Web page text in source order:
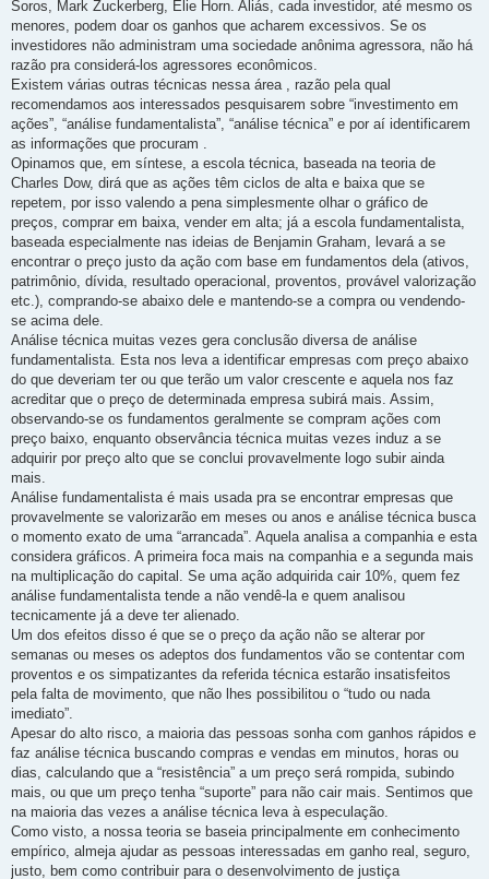
Soros, Mark Zuckerberg, Elie Horn. Aliás, cada investidor, até mesmo os
menores, podem doar os ganhos que acharem excessivos. Se os
investidores não administram uma sociedade anônima agressora, não há
razão pra considerá-los agressores econômicos.
Existem várias outras técnicas nessa área , razão pela qual
recomendamos aos interessados pesquisarem sobre “investimento em
ações”, “análise fundamentalista”, “análise técnica” e por aí identificarem
as informações que procuram .
Opinamos que, em síntese, a escola técnica, baseada na teoria de
Charles Dow, dirá que as ações têm ciclos de alta e baixa que se
repetem, por isso valendo a pena simplesmente olhar o gráfico de
preços, comprar em baixa, vender em alta; já a escola fundamentalista,
baseada especialmente nas ideias de Benjamin Graham, levará a se
encontrar o preço justo da ação com base em fundamentos dela (ativos,
patrimônio, dívida, resultado operacional, proventos, provável valorização
etc.), comprando-se abaixo dele e mantendo-se a compra ou vendendo-
se acima dele.
Análise técnica muitas vezes gera conclusão diversa de análise
fundamentalista. Esta nos leva a identificar empresas com preço abaixo
do que deveriam ter ou que terão um valor crescente e aquela nos faz
acreditar que o preço de determinada empresa subirá mais. Assim,
observando-se os fundamentos geralmente se compram ações com
preço baixo, enquanto observância técnica muitas vezes induz a se
adquirir por preço alto que se conclui provavelmente logo subir ainda
mais.
Análise fundamentalista é mais usada pra se encontrar empresas que
provavelmente se valorizarão em meses ou anos e análise técnica busca
o momento exato de uma “arrancada”. Aquela analisa a companhia e esta
considera gráficos. A primeira foca mais na companhia e a segunda mais
na multiplicação do capital. Se uma ação adquirida cair 10%, quem fez
análise fundamentalista tende a não vendê-la e quem analisou
tecnicamente já a deve ter alienado.
Um dos efeitos disso é que se o preço da ação não se alterar por
semanas ou meses os adeptos dos fundamentos vão se contentar com
proventos e os simpatizantes da referida técnica estarão insatisfeitos
pela falta de movimento, que não lhes possibilitou o “tudo ou nada
imediato”.
Apesar do alto risco, a maioria das pessoas sonha com ganhos rápidos e
faz análise técnica buscando compras e vendas em minutos, horas ou
dias, calculando que a “resistência” a um preço será rompida, subindo
mais, ou que um preço tenha “suporte” para não cair mais. Sentimos que
na maioria das vezes a análise técnica leva à especulação.
Como visto, a nossa teoria se baseia principalmente em conhecimento
empírico, almeja ajudar as pessoas interessadas em ganho real, seguro,
justo, bem como contribuir para o desenvolvimento de justiça